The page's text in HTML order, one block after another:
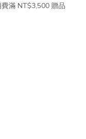
滿 NT$3,500 贈品